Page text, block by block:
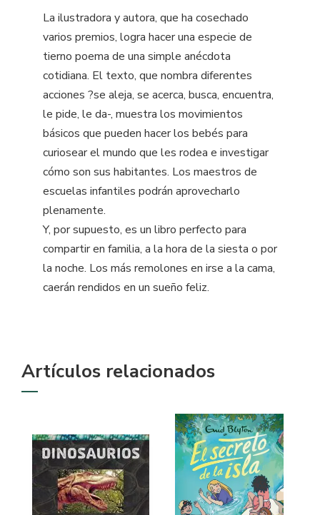
La ilustradora y autora, que ha cosechado
varios premios, logra hacer una especie de
tierno poema de una simple anécdota
cotidiana. El texto, que nombra diferentes
acciones ?se aleja, se acerca, busca, encuentra,
le pide, le da-, muestra los movimientos
básicos que pueden hacer los bebés para
curiosear el mundo que les rodea e investigar
cómo son sus habitantes. Los maestros de
escuelas infantiles podrán aprovecharlo
plenamente.
Y, por supuesto, es un libro perfecto para
compartir en familia, a la hora de la siesta o por
la noche. Los más remolones en irse a la cama,
caerán rendidos en un sueño feliz.
Artículos relacionados